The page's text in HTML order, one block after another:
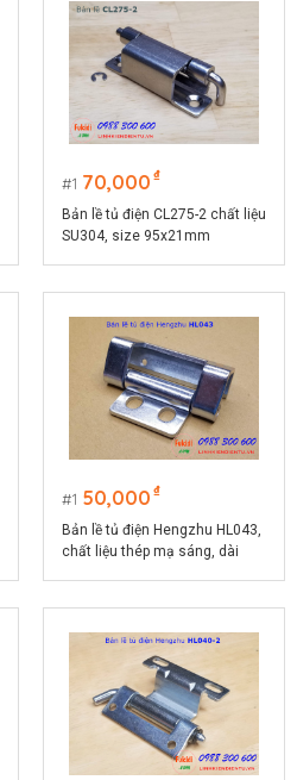
1 70,000 ₫
Bản lề tủ điện CL275-2 chất liệu
SU304, size 95x21mm
1 50,000 ₫
Bản lề tủ điện Hengzhu HL043,
chất liệu thép mạ sáng, dài